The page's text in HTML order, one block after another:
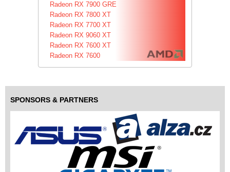
Radeon RX 7900 GRE
Radeon RX 7800 XT
Radeon RX 7700 XT
Radeon RX 9060 XT
Radeon RX 7600 XT
Radeon RX 7600
SPONSORS & PARTNERS